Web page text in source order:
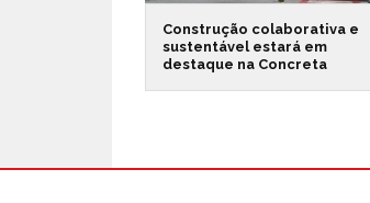
Construção colaborativa e
sustentável estará em
destaque na Concreta